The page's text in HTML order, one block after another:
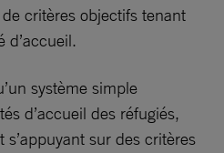
critères objectifs tenant
d’accueil.
système simple
d’accueil des réfugiés,
sur des critères